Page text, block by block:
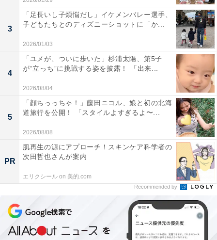
3
「足長いし子煩悩だし」イケメンバレー選手、
子どもたちとのディズニーショットに「か...
2026/01/03
4
「ユメが、ついに歩いた」杉浦太陽、第5子
が“立っち”に挑戦する姿を披露！ 「出来...
2026/08/04
5
「顔ちっっちゃ！」藤田ニコル、娘と初の北海
道旅行を公開！ 「スタイルよすぎるよ〜...
2026/08/08
PR
肌再生の源にアプローチ！スキンケア科学者の
次田哲也さんが案内
エリクシール on 美的.com
Recommended by